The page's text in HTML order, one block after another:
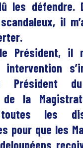
les défendre.
il
Président, il
Président
de la
les
pour que les